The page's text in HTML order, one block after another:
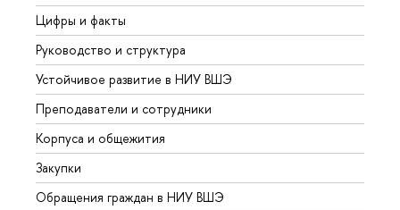
Цифры и факты
Руководство и структура
Устойчивое развитие в НИУ ВШЭ
Преподаватели и сотрудники
Корпуса и общежития
Закупки
Обращения граждан в НИУ ВШЭ